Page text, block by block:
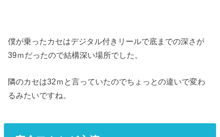
僕が乗ったカセはデジタル付きリールで底までの深さが
39ｍだったので結構深い場所でした。
隣のカセは32ｍと言っていたのでちょっとの違いで変わ
るみたいですね。